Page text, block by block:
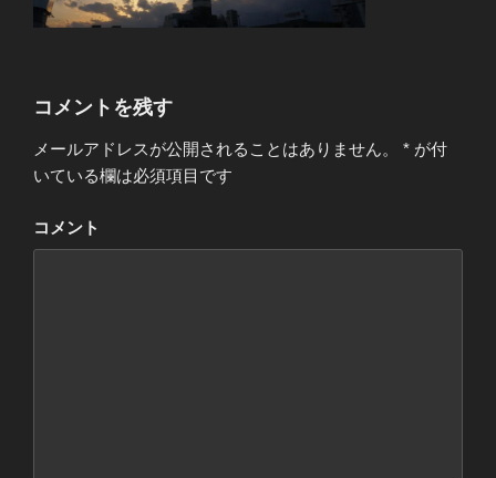
コメントを残す
メールアドレスが公開されることはありません。 * が付
いている欄は必須項目です
コメント